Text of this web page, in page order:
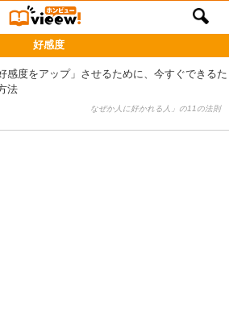
好感度
感度をアップ」させるために、今すぐできるた
法
なぜか人に好かれる人」の11の法則